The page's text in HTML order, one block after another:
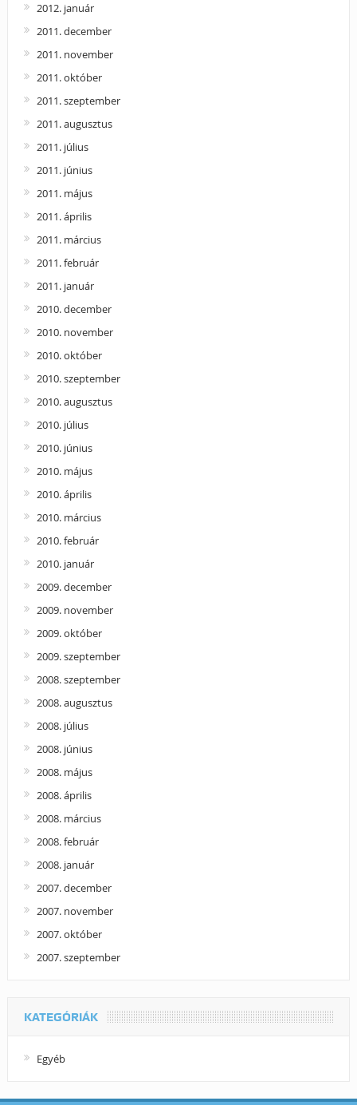
2012. január
2011. december
2011. november
2011. október
2011. szeptember
2011. augusztus
2011. július
2011. június
2011. május
2011. április
2011. március
2011. február
2011. január
2010. december
2010. november
2010. október
2010. szeptember
2010. augusztus
2010. július
2010. június
2010. május
2010. április
2010. március
2010. február
2010. január
2009. december
2009. november
2009. október
2009. szeptember
2008. szeptember
2008. augusztus
2008. július
2008. június
2008. május
2008. április
2008. március
2008. február
2008. január
2007. december
2007. november
2007. október
2007. szeptember
KATEGÓRIÁK
Egyéb